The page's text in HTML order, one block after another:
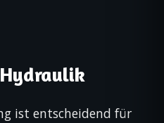
Hydraulik
ist entscheidend für